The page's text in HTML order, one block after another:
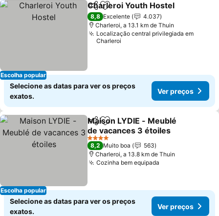
Escolha popular
PartilharAdicionar aos favoritos
Charleroi Youth Hostel
8,8 Excelente
4.037
Charleroi, a 13.1 km de Thuin
Localização central privilegiada em
Charleroi
Selecione as datas para ver os preços
exatos.
Ver preços
Escolha popular
PartilharAdicionar aos favoritos
Maison LYDIE - Meublé
de vacances 3 étoiles
4 Estrelas
8,2 Muito boa
563
Charleroi, a 13.8 km de Thuin
Cozinha bem equipada
Selecione as datas para ver os preços
exatos.
Ver preços